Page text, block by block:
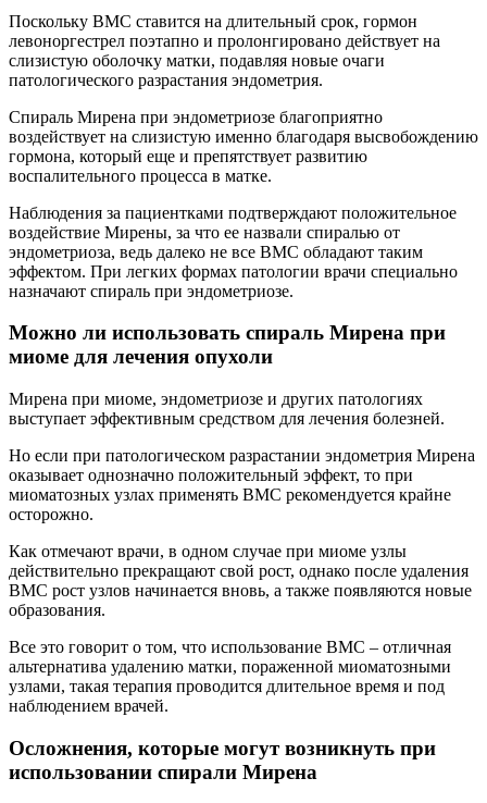
Поскольку ВМС ставится на длительный срок, гормон
левоноргестрел поэтапно и пролонгировано действует на
слизистую оболочку матки, подавляя новые очаги
патологического разрастания эндометрия.
Спираль Мирена при эндометриозе благоприятно
воздействует на слизистую именно благодаря высвобождению
гормона, который еще и препятствует развитию
воспалительного процесса в матке.
Наблюдения за пациентками подтверждают положительное
воздействие Мирены, за что ее назвали спиралью от
эндометриоза, ведь далеко не все ВМС обладают таким
эффектом. При легких формах патологии врачи специально
назначают спираль при эндометриозе.
Можно ли использовать спираль Мирена при
миоме для лечения опухоли
Мирена при миоме, эндометриозе и других патологиях
выступает эффективным средством для лечения болезней.
Но если при патологическом разрастании эндометрия Мирена
оказывает однозначно положительный эффект, то при
миоматозных узлах применять ВМС рекомендуется крайне
осторожно.
Как отмечают врачи, в одном случае при миоме узлы
действительно прекращают свой рост, однако после удаления
ВМС рост узлов начинается вновь, а также появляются новые
образования.
Все это говорит о том, что использование ВМС – отличная
альтернатива удалению матки, пораженной миоматозными
узлами, такая терапия проводится длительное время и под
наблюдением врачей.
Осложнения, которые могут возникнуть при
использовании спирали Мирена